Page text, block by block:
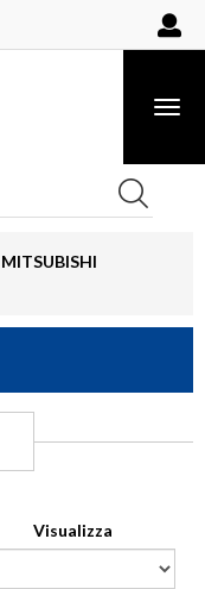
MITSUBISHI
Visualizza